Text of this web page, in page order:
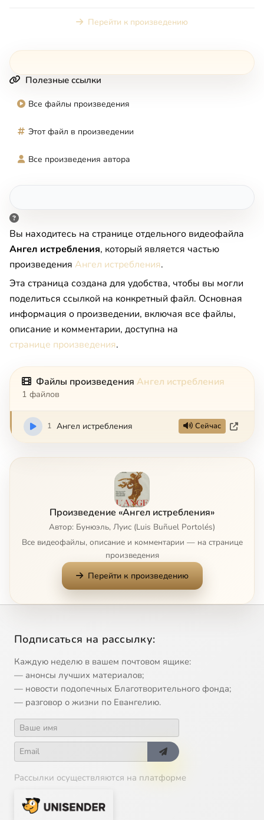
Перейти к произведению
Полезные ссылки
Все файлы произведения
Этот файл в произведении
Все произведения автора
Вы находитесь на странице отдельного видеофайла
Ангел истребления, который является частью
произведения Ангел истребления.
Эта страница создана для удобства, чтобы вы могли
поделиться ссылкой на конкретный файл. Основная
информация о произведении, включая все файлы,
описание и комментарии, доступна на
странице произведения.
Файлы произведения Ангел истребления
1 файлов
1 Ангел истребления Сейчас
Произведение «Ангел истребления»
Автор: Бунюэль, Луис (Luis Buñuel Portolés)
Все видеофайлы, описание и комментарии — на странице
произведения
Перейти к произведению
Подписаться на рассылку:
Каждую неделю в вашем почтовом ящике:
— анонсы лучших материалов;
— новости подопечных Благотворительного фонда;
— разговор о жизни по Евангелию.
Рассылки осуществляются на платформе